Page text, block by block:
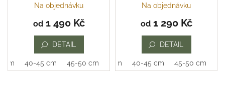
Průměrné
produktu
5
hvězdiček.
Na objednávku
od1 490 Kč
DETAIL
cm 40-45 cm 45-50 cm
Na objednávku
od1 290 Kč
DETAIL
35-40 cm 40-45 cm 45-50 cm